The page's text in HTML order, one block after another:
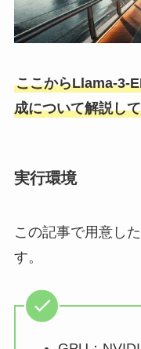
ここからLlama-3-
成について解説し
実行環境
この記事で用意し
す。